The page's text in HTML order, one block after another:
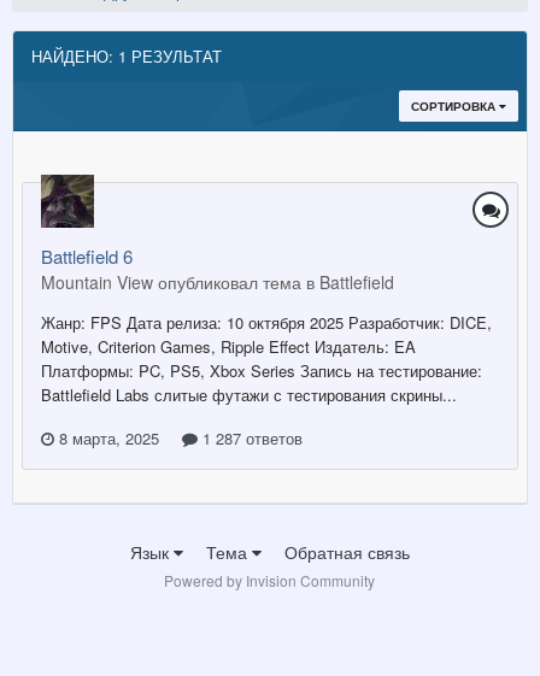
НАЙДЕНО: 1 РЕЗУЛЬТАТ
СОРТИРОВКА
Battlefield 6
Mountain View опубликовал тема в Battlefield
Жанр: FPS Дата релиза: 10 октября 2025 Разработчик: DICE,
Motive, Criterion Games, Ripple Effect Издатель: EA
Платформы: PC, PS5, Xbox Series Запись на тестирование:
Battlefield Labs слитые футажи с тестирования скрины...
8 марта, 2025
1 287 ответов
Язык Тема Обратная связь
Powered by Invision Community